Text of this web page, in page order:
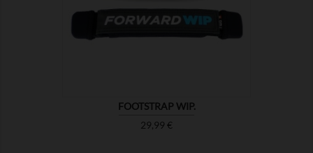
FOOTSTRAP WIP.
Preis
29,99 €
ZEIGEN 